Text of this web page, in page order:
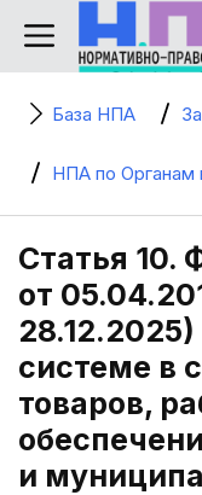
База НПА
НПА по Органам
Статья 10.
от
системе в
товаров,
и